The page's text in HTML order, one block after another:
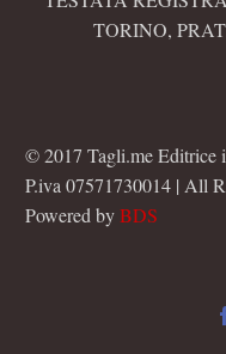
TORINO,
© 2017 Tagli.me Editrice
P.iva 07571730014 | All
Powered byBDS